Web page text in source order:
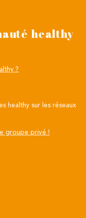
healthy
?
healthy sur les réseaux
groupe privé !